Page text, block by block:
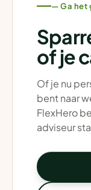
— Ga het
of je
Of je nu
bent naar
FlexHero
adviseur